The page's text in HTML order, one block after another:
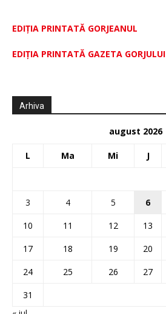
EDIȚIA PRINTATĂ GORJEANUL
EDIŢIA PRINTATĂ GAZETA GORJULUI
Arhiva
august 2026
L Ma Mi J
3
4 5 6
10
11 12 13
17
18 19 20
24
25 26 27
31